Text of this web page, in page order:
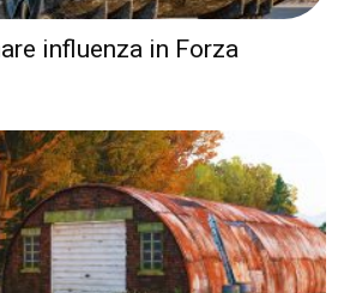
influenza in Forza